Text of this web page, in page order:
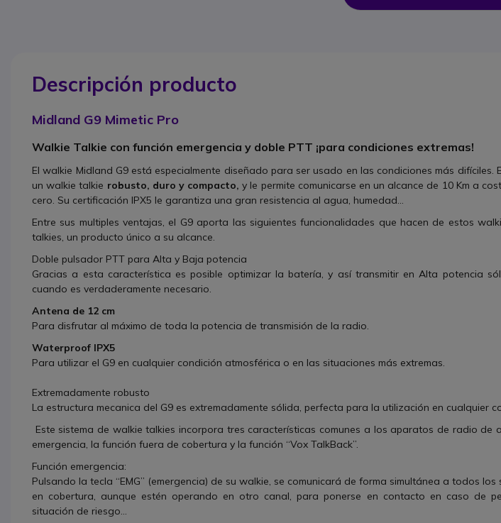
Descripción producto
Midland G9 Mimetic Pro
Walkie Talkie con función emergencia y doble PTT ¡para condiciones extremas!
El walkie Midland G9 está especialmente diseñado para ser usado en las condiciones más difíciles.
un walkie talkie robusto, duro y compacto, y le permite comunicarse en un alcance de 10 Km a
cero. Su certificación IPX5 le garantiza una gran resistencia al agua, humedad...
Entre sus multiples ventajas, el G9 aporta las siguientes funcionalidades que hacen de estos
talkies, un producto único a su alcance.
Doble pulsador PTT para Alta y Baja potencia
Gracias a esta característica es posible optimizar la batería, y así transmitir en Alta potencia
cuando es verdaderamente necesario.
Antena de 12 cm
Para disfrutar al máximo de toda la potencia de transmisión de la radio.
Waterproof IPX5
Para utilizar el G9 en cualquier condición atmosférica o en las situaciones más extremas.
Extremadamente robusto
La estructura mecanica del G9 es extremadamente sólida, perfecta para la utilización en cualquier
Este sistema de walkie talkies incorpora tres características comunes a los aparatos de radio de
emergencia, la función fuera de cobertura y la función “Vox TalkBack”.
Función emergencia:
Pulsando la tecla “EMG” (emergencia) de su walkie, se comunicará de forma simultánea a todos los
en cobertura, aunque estén operando en otro canal, para ponerse en contacto en caso de
situación de riesgo…